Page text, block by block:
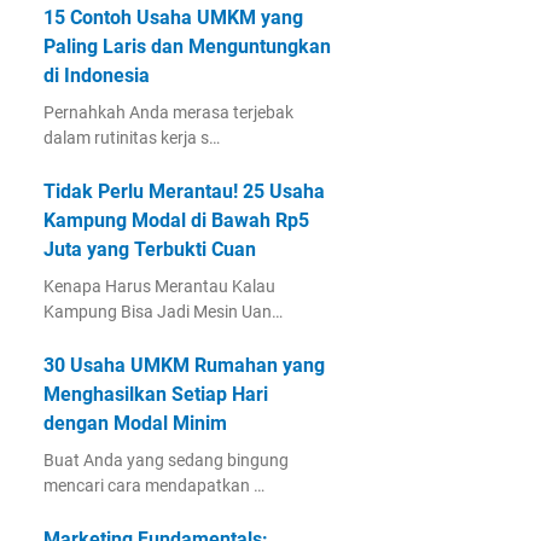
15 Contoh Usaha UMKM yang
Paling Laris dan Menguntungkan
di Indonesia
Pernahkah Anda merasa terjebak
dalam rutinitas kerja s…
Tidak Perlu Merantau! 25 Usaha
Kampung Modal di Bawah Rp5
Juta yang Terbukti Cuan
Kenapa Harus Merantau Kalau
Kampung Bisa Jadi Mesin Uan…
30 Usaha UMKM Rumahan yang
Menghasilkan Setiap Hari
dengan Modal Minim
Buat Anda yang sedang bingung
mencari cara mendapatkan …